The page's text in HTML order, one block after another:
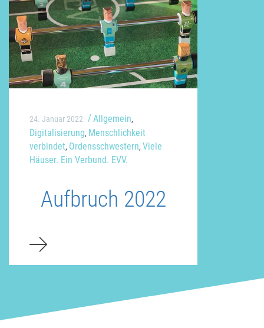
24. Januar 2022 Allgemein,
Digitalisierung, Menschlichkeit
verbindet, Ordensschwestern, Viele
Häuser. Ein Verbund. EVV.
Aufbruch 2022